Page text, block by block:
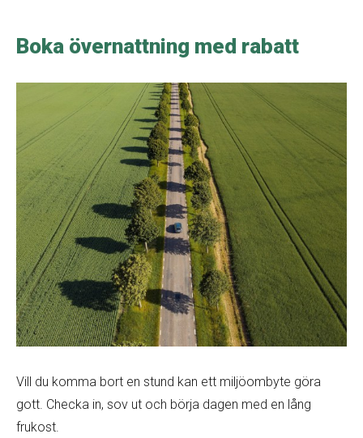
Boka övernattning med rabatt
Vill du komma bort en stund kan ett miljöombyte göra
gott. Checka in, sov ut och börja dagen med en lång
frukost.